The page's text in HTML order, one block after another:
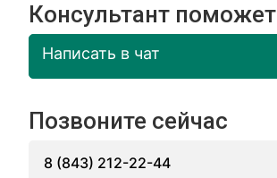
Консультант поможет
Написать в чат
Позвоните сейчас
8 (843) 212-22-44